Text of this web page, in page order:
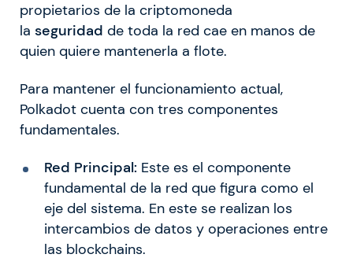
propietarios de la criptomoneda
la seguridad de toda la red cae en manos de
quien quiere mantenerla a flote.
Para mantener el funcionamiento actual,
Polkadot cuenta con tres componentes
fundamentales.
Red Principal: Este es el componente
fundamental de la red que figura como el
eje del sistema. En este se realizan los
intercambios de datos y operaciones entre
las blockchains.